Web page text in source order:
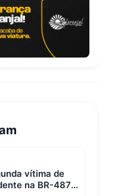
vítima de
na BR-487